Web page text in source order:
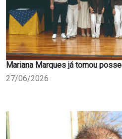
Mariana Marques já tomou posse
27/06/2026